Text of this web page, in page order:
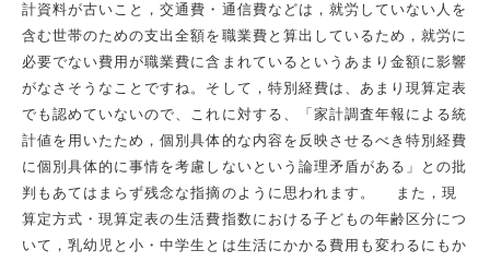
計資料が古いこと，交通費・通信費などは，就労していない人を
含む世帯のための支出全額を職業費と算出しているため，就労に
必要でない費用が職業費に含まれているというあまり金額に影響
がなさそうなことですね。そして，特別経費は、あまり現算定表
でも認めていないので、これに対する、「家計調査年報による統
計値を用いたため，個別具体的な内容を反映させるべき特別経費
に個別具体的に事情を考慮しないという論理矛盾がある」との批
判もあてはまらず残念な指摘のように思われます。 また，現
算定方式・現算定表の生活費指数における子どもの年齢区分につ
いて，乳幼児と小・中学生とは生活にかかる費用も変わるにもか